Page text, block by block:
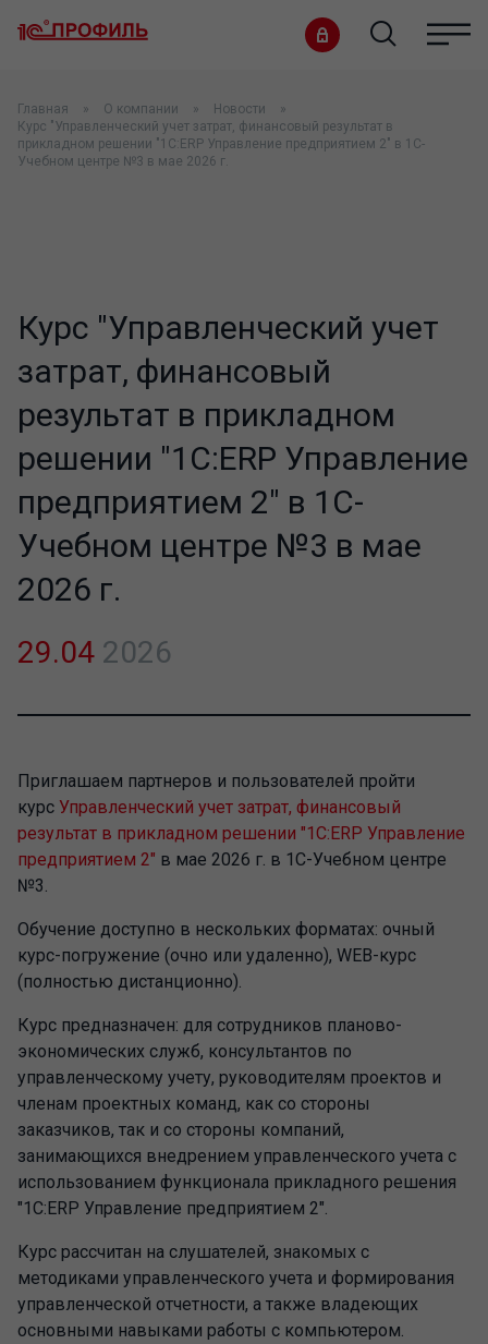
Главная О компании
Новости
Курс "Управленческий учет затрат, финансовый результат в
прикладном решении "1С:ERP Управление предприятием 2" в 1С-
Учебном центре №3 в мае 2026 г.
Курс "Управленческий учет
затрат, финансовый
результат в прикладном
решении "1С:ERP Управление
предприятием 2" в 1С-
Учебном центре №3 в мае
2026 г.
29.04 2026
Приглашаем партнеров и пользователей пройти
курс Управленческий учет затрат, финансовый
результат в прикладном решении "1С:ERP Управление
предприятием 2" в мае 2026 г. в 1С-Учебном центре
№3.
Обучение доступно в нескольких форматах: очный
курс-погружение (очно или удаленно), WEB-курс
(полностью дистанционно).
Курс предназначен: для сотрудников планово-
экономических служб, консультантов по
управленческому учету, руководителям проектов и
членам проектных команд, как со стороны
заказчиков, так и со стороны компаний,
занимающихся внедрением управленческого учета с
использованием функционала прикладного решения
"1С:ERP Управление предприятием 2".
Курс рассчитан на слушателей, знакомых с
методиками управленческого учета и формирования
управленческой отчетности, а также владеющих
основными навыками работы с компьютером.